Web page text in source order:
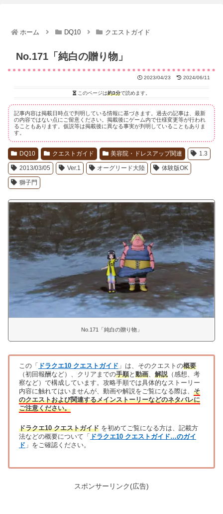
ホーム DQ10 クエストガイド
No.171「純白の贈り物」
2023/04/23 2024/06/11
このページは約3分で読めます。
記事内容は掲載日時点で判明している情報に基づきます。過去の記事は、最新
の内容ではない点にご留意ください。掲載後にゲーム内で仕様変更等が行われ
ることもあります。仮説等は掲載後に異なる事実が判明していることもありま
す。
DQ10 クエストガイド 美容院・ドレスアップ関連 1.3
2013/03/05 Ver.1 オーグリード大陸 体験版OK
獅子門
No.171「純白の贈り物」
この「 ドラクエ10 クエストガイド 」は、そのクエストの概要
（初回報酬など）、クリアまでの手順と 動画、 解説（感想、考
察など）で構成しています。攻略手順では具体的なストーリー
内容に触れてはいませんが、動画や解説をご覧になる際は、 そ
のクエストおよび関連するメインストーリーなどのネタバレに
ご注意ください。
ドラクエ10 クエストガイドを初めてご覧になる方は、記載方
法などの概要について「
ドラクエ10 クエストガイド…のガイ
ド 」をご確認ください。
スポンサーリンク(広告)